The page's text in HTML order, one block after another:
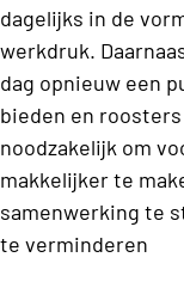
dagelijks in de
werkdruk.
dag opnieuw een
bieden en
noodzakelijk om
makkelijker te
samenwerking te
te verminderen